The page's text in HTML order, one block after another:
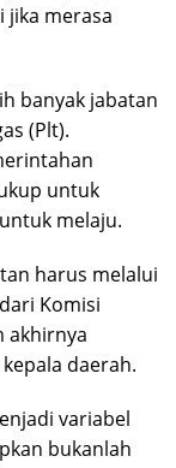
jika merasa
banyak jabatan
(Plt).
untuk
melaju.
harus melalui
Komisi
akhirnya
daerah.
variabel
bukanlah